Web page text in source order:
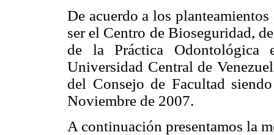
De acuerdo a los
ser el Centro de Bioseguridad,
de la Práctica
Universidad Central de
del Consejo de Facultad
Noviembre de 2007.
A continuación presentamos la